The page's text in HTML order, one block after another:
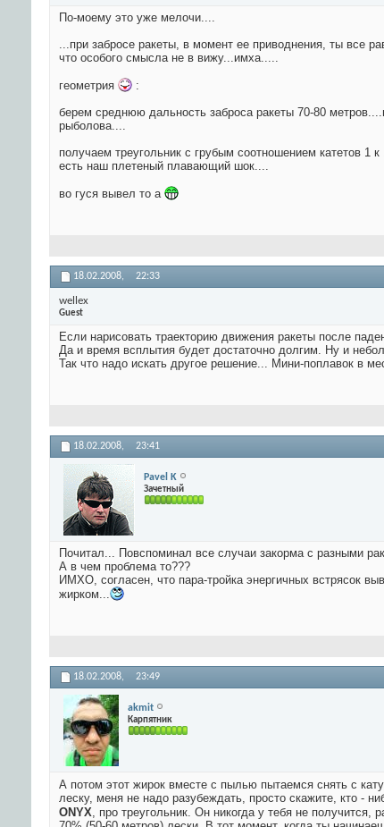
По-моему это уже мелочи....
...при забросе ракеты, в момент ее приводнения, ты все
что особого смысла не в вижу...имха.....
геометрия
:
берем среднюю дальность заброса ракеты 70-80
рыболова....
получаем треугольник с грубым соотношением катетов 1
есть наш плетеный плавающий шок....
во гуся вывел то а
18.02.2008, 22:33
wellex
Guest
Если нарисовать траекторию движения ракеты после
Да и время всплытия будет достаточно долгим. Ну и
Так что надо искать другое решение... Мини-поплавок в
18.02.2008, 23:41
Pavel K
Зачетный
Почитал... Повспоминал все случаи закорма с разными
А в чем проблема то???
ИМХО, согласен, что пара-тройка энергичных встрясок
жирком...
18.02.2008, 23:49
akmit
Карпятник
А потом этот жирок вместе с пылью пытаемся снять с
леску, меня не надо разубеждать, просто скажите, кто -
ONYX, про треугольник. Он никогда у тебя не получится,